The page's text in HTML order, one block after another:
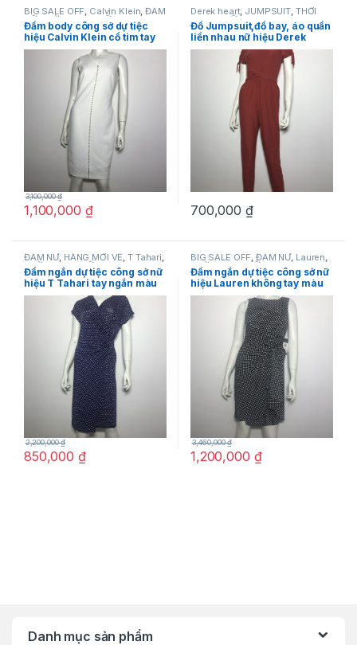
BIG SALE OFF, Calvin Klein,ĐẦM
NỮ, THỜI TRANG NỮ
Đầm body công sở dự tiệc
hiệu Calvin Klein cổ tim tay
ngắn màu trắng size 2 chính
1,100,000 ₫
3,100,000₫
Derek heart, JUMPSUIT, THỜI
TRANG NỮ
Đồ Jumpsuit,đồ bay, áo quần
liền nhau nữ hiệu Derek
heart tay ngắn có nơ màu
nâu đỏ size S chính hãng
700,000 ₫
ĐẦM NỮ, HÀNG MỚI VỀ ,T Tahari
THỜI TRANG NỮ
Đầm ngắn dự tiệc công sở nữ
hiệu T Tahari tay ngắn màu
xanh chấm bi trắng size 6
chính hãng
850,000 ₫
2,200,000₫
BIG SALE OFF ,ĐẦM NỮ, Lauren
THỜI TRANG NỮ
Đầm ngắn dự tiệc công sở nữ
hiệu Lauren không tay màu
đen họa tiết ô vuông trắng
size 4P chính hãng
1,200,000 ₫
3,460,000₫
Danh mục sản phẩm